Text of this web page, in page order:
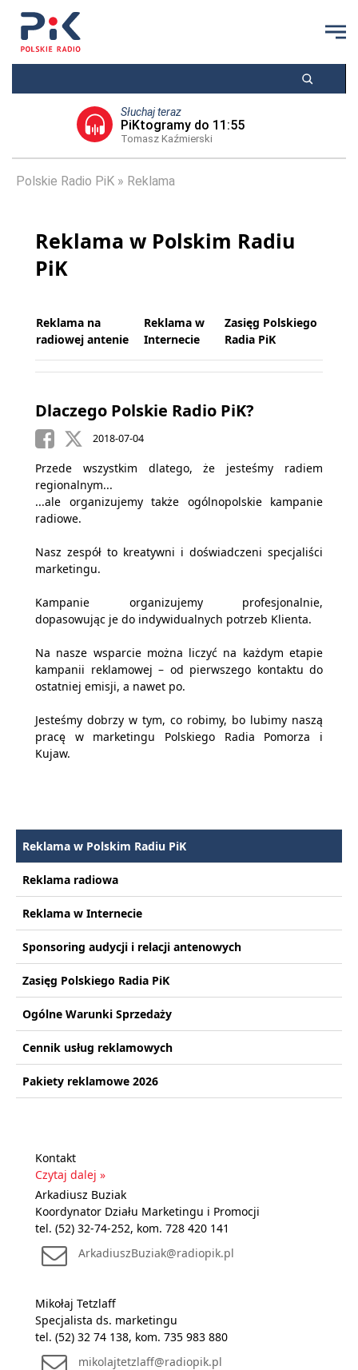
Słuchaj teraz
PiKtogramy do 11:55
Tomasz Kaźmierski
Polskie Radio PiK Reklama
Reklama w Polskim Radiu
PiK
Reklama na
radiowej antenie
Reklama w
Internecie
Zasięg Polskiego
Radia PiK
Dlaczego Polskie Radio PiK?
2018-07-04
Przede wszystkim dlatego, że jesteśmy radiem
regionalnym...
...ale organizujemy także ogólnopolskie kampanie
radiowe.
Nasz zespół to kreatywni i doświadczeni specjaliści
marketingu.
Kampanie organizujemy profesjonalnie,
dopasowując je do indywidualnych potrzeb Klienta.
Na nasze wsparcie można liczyć na każdym etapie
kampanii reklamowej – od pierwszego kontaktu do
ostatniej emisji, a nawet po.
Jesteśmy dobrzy w tym, co robimy, bo lubimy naszą
pracę w marketingu Polskiego Radia Pomorza i
Kujaw.
Reklama w Polskim Radiu PiK
Reklama radiowa
Reklama w Internecie
Sponsoring audycji i relacji antenowych
Zasięg Polskiego Radia PiK
Ogólne Warunki Sprzedaży
Cennik usług reklamowych
Pakiety reklamowe 2026
Kontakt
Czytaj dalej »
Arkadiusz Buziak
Koordynator Działu Marketingu i Promocji
tel. (52) 32-74-252, kom. 728 420 141
ArkadiuszBuziak@radiopik.pl
Mikołaj Tetzlaff
Specjalista ds. marketingu
tel. (52) 32 74 138, kom. 735 983 880
mikolajtetzlaff@radiopik.pl